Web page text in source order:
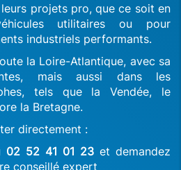
projets pro, que ce soit en
utilitaires ou pour
industriels performants.
la Loire-Atlantique, avec sa
mais aussi dans les
tels que la Vendée, le
la Bretagne.
directement :
02 52 41 01 23 et demandez
conseillé expert